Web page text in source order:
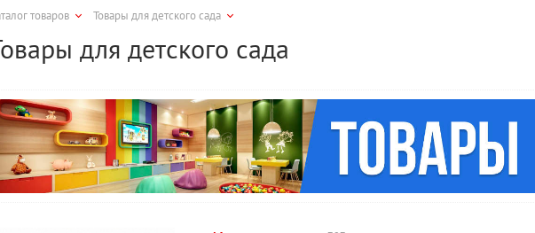
товаров Товары для детского сада
для детского сада